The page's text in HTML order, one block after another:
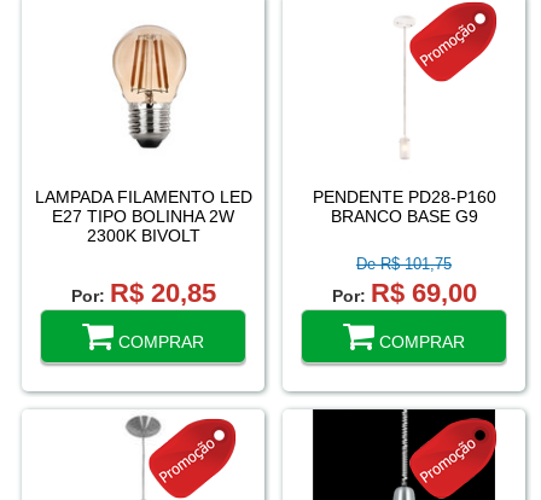
LAMPADA FILAMENTO LED
E27 TIPO BOLINHA 2W
2300K BIVOLT
Por: R$ 20,85
COMPRAR
PENDENTE PD28-P160
BRANCO BASE G9
De R$ 101,75
Por: R$ 69,00
COMPRAR